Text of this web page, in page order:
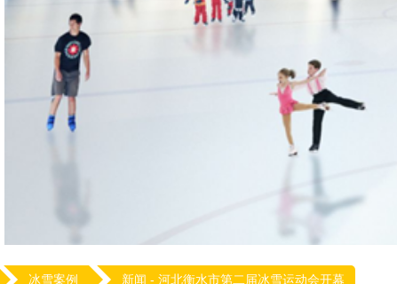
冰雪案例 新闻 - 河北衡水市第二届冰雪运动会开幕